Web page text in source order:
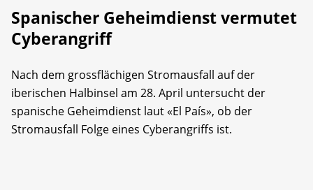
Spanischer Geheimdienst vermutet
Cyberangriff
Nach dem grossflächigen Stromausfall auf der
iberischen Halbinsel am 28. April untersucht der
spanische Geheimdienst laut «El País», ob der
Stromausfall Folge eines Cyberangriffs ist.